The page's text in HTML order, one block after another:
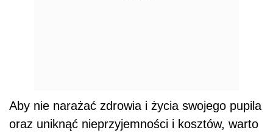
Aby nie narażać zdrowia i życia swojego pupila
oraz uniknąć nieprzyjemności i kosztów, warto